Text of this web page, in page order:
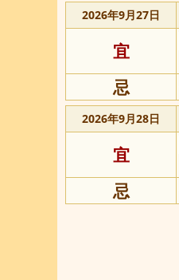
2026年9月27日
宜
忌
2026年9月28日
宜
忌